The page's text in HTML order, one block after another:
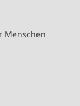
Menschen